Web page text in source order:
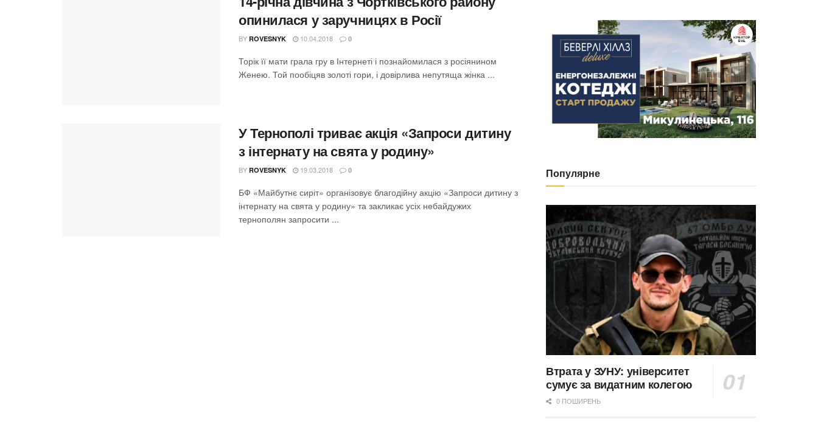
опинилася у заручницях в Росії
BY ROVESNYK 10.04.2018 0
Торік її мати грала гру в Інтернеті і познайомилася з росіянином
Женею. Той пообіцяв золоті гори, і довірлива непутяща жінка ...
У Тернополі триває акція «Запроси дитину
з інтернату на свята у родину»
BY ROVESNYK 19.03.2018 0
БФ «Майбутнє сиріт» організовує благодійну акцію «Запроси дитину з
інтернату на свята у родину» та закликає усіх небайдужих
тернополян запросити ...
Популярне
Втрата у ЗУНУ: університет
сумує за видатним колегою
0 ПОШИРЕНЬ